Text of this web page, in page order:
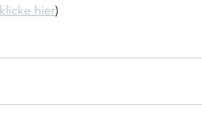
klicke hier)